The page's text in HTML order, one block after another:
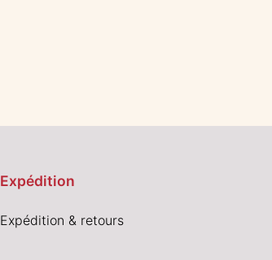
Expédition
Expédition & retours